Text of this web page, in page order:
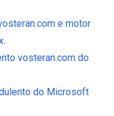
e motor
vosteran.com do
do Microsoft